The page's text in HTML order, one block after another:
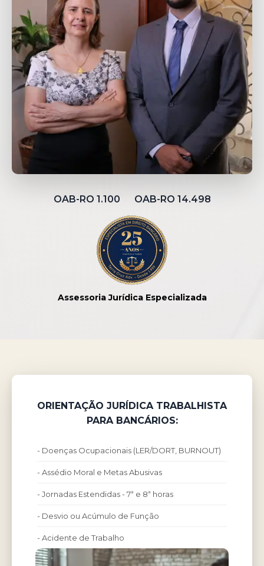
OAB-RO 1.100 OAB-RO 14.498
Assessoria Jurídica Especializada
ORIENTAÇÃO JURÍDICA TRABALHISTA
PARA BANCÁRIOS:
- Doenças Ocupacionais (LER/DORT, BURNOUT)
- Assédio Moral e Metas Abusivas
- Jornadas Estendidas - 7ª e 8ª horas
- Desvio ou Acúmulo de Função
- Acidente de Trabalho